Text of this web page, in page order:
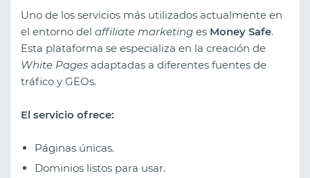
Uno de los servicios más utilizados actualmente en
el entorno del affiliate marketing es Money Safe.
Esta plataforma se especializa en la creación de
White Pages adaptadas a diferentes fuentes de
tráfico y GEOs.
El servicio ofrece:
Páginas únicas.
Dominios listos para usar.